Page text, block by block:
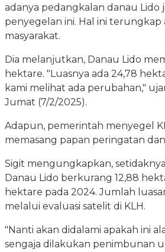
adanya pedangkalan danau Lido
penyegelan ini. Hal ini terungkap
masyarakat.
Dia melanjutkan, Danau Lido
hektare. "Luasnya ada 24,78
kami melihat ada perubahan,"
Jumat (7/2/2025).
Adapun, pemerintah menyegel
memasang papan peringatan
Sigit mengungkapkan,
Danau Lido berkurang 12,88
hektare pada 2024. Jumlah
melalui evaluasi satelit di KLH.
"Nanti akan didalami apakah ini
sengaja dilakukan penimbunan